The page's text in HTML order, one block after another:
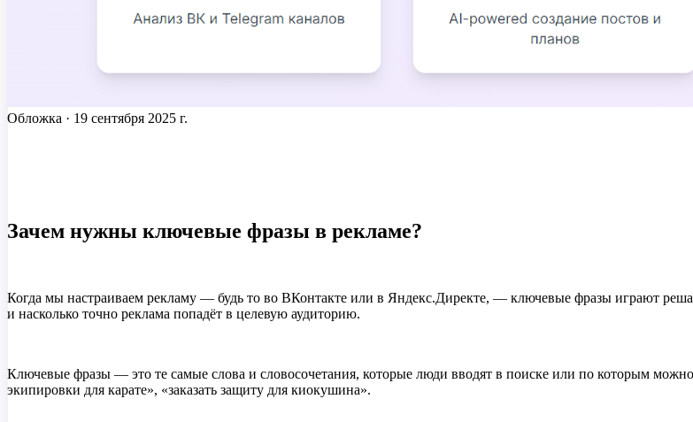
Обложка · 19 сентября 2025 г.
Зачем нужны ключевые фразы в рекламе?
Когда мы настраиваем рекламу — будь то во ВКонтакте или в Яндекс.Директе, — ключевые фразы играют
и насколько точно реклама попадёт в целевую аудиторию.
Ключевые фразы — это те самые слова и словосочетания, которые люди вводят в поиске или по которым
экипировки для карате», «заказать защиту для киокушина».